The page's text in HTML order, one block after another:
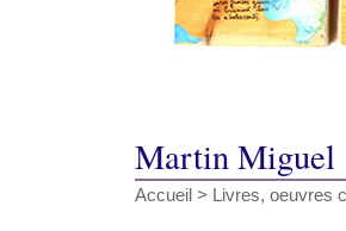
Martin Miguel
Accueil > Livres, oeuvres